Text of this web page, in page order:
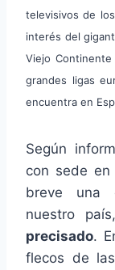
televisivos de
interés del
Viejo
grandes ligas
encuentra en
Según
con sede en
breve una
nuestro
precisado.
flecos de